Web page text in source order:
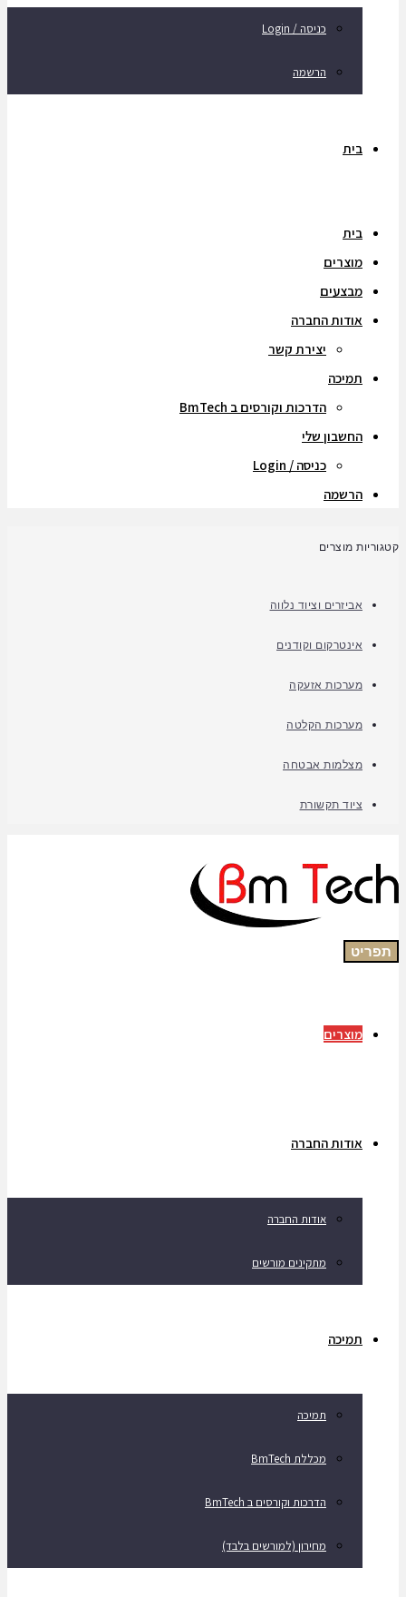
כניסה / Login
הרשמה
בית
בית
מוצרים
מבצעים
אודות החברה
יצירת קשר
תמיכה
הדרכות וקורסים ב BmTech
החשבון שלי
כניסה / Login
הרשמה
קטגוריות מוצרים
אביזרים וציוד נלווה
אינטרקום וקודנים
מערכות אזעקה
מערכות הקלטה
מצלמות אבטחה
ציוד תקשורת
תפריט
מוצרים
אודות החברה
אודות החברה
מתקינים מורשים
תמיכה
תמיכה
מכללת BmTech
הדרכות וקורסים ב BmTech
מחירון (למורשים בלבד)